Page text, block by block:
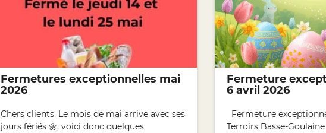
Fermetures exceptionnelles mai
2026
Chers clients, Le mois de mai arrive avec ses
jours fériés 🌼, voici donc quelques
Fermeture
6 avril 2026
Fermeture
Terroirs Basse-